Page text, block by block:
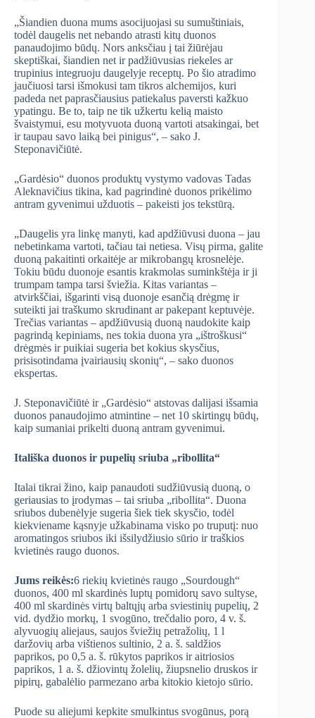
„Šiandien duona mums asocijuojasi su sumuštiniais,
todėl daugelis net nebando atrasti kitų duonos
panaudojimo būdų. Nors anksčiau į tai žiūrėjau
skeptiškai, šiandien net ir padžiūvusias riekeles ar
trupinius integruoju daugelyje receptų. Po šio atradimo
jaučiuosi tarsi išmokusi tam tikros alchemijos, kuri
padeda net paprasčiausius patiekalus paversti kažkuo
ypatingu. Be to, taip ne tik užkertu kelią maisto
švaistymui, esu motyvuota duoną vartoti atsakingai, bet
ir taupau savo laiką bei pinigus“, – sako J.
Steponavičiūtė.
„Gardėsio“ duonos produktų vystymo vadovas Tadas
Aleknavičius tikina, kad pagrindinė duonos prikėlimo
antram gyvenimui užduotis – pakeisti jos tekstūrą.
„Daugelis yra linkę manyti, kad apdžiūvusi duona – jau
nebetinkama vartoti, tačiau tai netiesa. Visų pirma, galite
duoną pakaitinti orkaitėje ar mikrobangų krosnelėje.
Tokiu būdu duonoje esantis krakmolas suminkštėja ir ji
trumpam tampa tarsi šviežia. Kitas variantas –
atvirkščiai, išgarinti visą duonoje esančią drėgmę ir
suteikti jai traškumo skrudinant ar pakepant keptuvėje.
Trečias variantas – apdžiūvusią duoną naudokite kaip
pagrindą kepiniams, nes tokia duona yra „ištroškusi“
drėgmės ir puikiai sugeria bet kokius skysčius,
prisisotindama įvairiausių skonių“, – sako duonos
ekspertas.
J. Steponavičiūtė ir „Gardėsio“ atstovas dalijasi išsamia
duonos panaudojimo atmintine – net 10 skirtingų būdų,
kaip sumaniai prikelti duoną antram gyvenimui.
Itališka duonos ir pupelių sriuba „ribollita“
Italai tikrai žino, kaip panaudoti sudžiūvusią duoną, o
geriausias to įrodymas – tai sriuba „ribollita“. Duona
sriubos dubenėlyje sugeria šiek tiek skysčio, todėl
kiekviename kąsnyje užkabinama visko po truputį: nuo
aromatingos sriubos iki išsilydžiusio sūrio ir traškios
kvietinės raugo duonos.
Jums reikės:6 riekių kvietinės raugo „Sourdough“
duonos, 400 ml skardinės luptų pomidorų savo sultyse,
400 ml skardinės virtų baltųjų arba sviestinių pupelių, 2
vid. dydžio morkų, 1 svogūno, trečdalio poro, 4 v. š.
alyvuogių aliejaus, saujos šviežių petražolių, 1 l
daržovių arba vištienos sultinio, 2 a. š. saldžios
paprikos, po 0,5 a. š. rūkytos paprikos ir aitriosios
paprikos, 1 a. š. džiovintų žolelių, žiupsnelio druskos ir
pipirų, gabalėlio parmezano arba kitokio kietojo sūrio.
Puode su aliejumi kepkite smulkintus svogūnus, porą